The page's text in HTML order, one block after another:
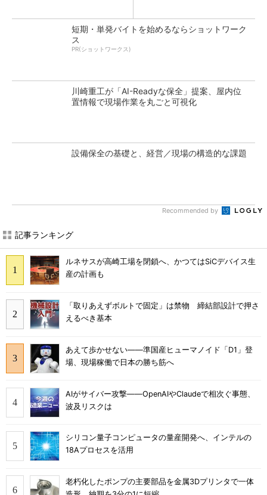
短期・単発バイトを始めるならショットワーク
ス
PR(ショットワークス)
川崎重工が「AI-Readyな保全」提案、屋内位
置情報で現場作業を丸ごと可視化
設備保全の基礎と、経営／現場の構造的な課題
Recommended by
記事ランキング
ルネサスが高崎工場を閉鎖へ、かつてはSiCデバイス生
産の計画も
「取りあえずボルトで固定」は禁物 締結部設計で押さ
えるべき基本
あえて歩かせない――準国産ヒューマノイド「D1」登
場、現場稼働で日本の勝ち筋へ
AIがサイバー攻撃――OpenAIやClaudeで相次ぐ事態、
波及リスクは
シリコン量子コンピュータの量産開発へ、インテルの
18Aプロセスを活用
老朽化したポンプの主要部品を金属3Dプリンタで一体